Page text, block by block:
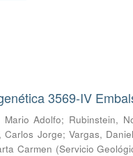
3569-IV
Mario Adolfo; Rubinstein,
Carlos Jorge; Vargas,
Carmen (Servicio